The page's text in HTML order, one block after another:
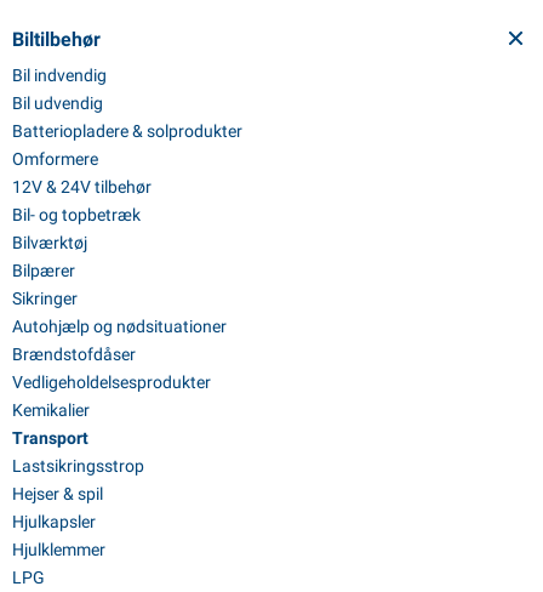
Biltilbehør
Bil indvendig
Bil udvendig
Batteriopladere & solprodukter
Omformere
12V & 24V tilbehør
Bil- og topbetræk
Bilværktøj
Bilpærer
Sikringer
Autohjælp og nødsituationer
Brændstofdåser
Vedligeholdelsesprodukter
Kemikalier
Transport
Lastsikringsstrop
Hejser & spil
Hjulkapsler
Hjulklemmer
LPG